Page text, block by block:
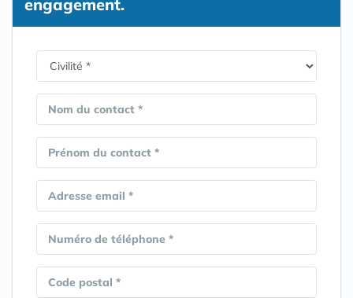
engagement.
Nom du contact *
Prénom du contact *
Adresse email *
Numéro de téléphone *
Code postal *